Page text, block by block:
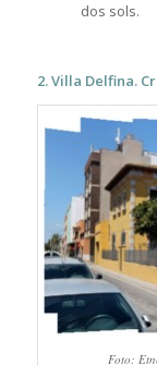
dos sols.
2. Villa Delfina.
Foto: